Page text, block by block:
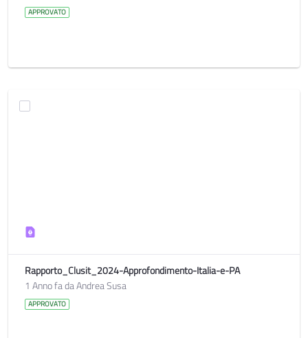
APPROVATO
Rapporto_Clusit_2024-Approfondimento-Italia-e-PA
1 Anno fa da Andrea Susa
APPROVATO